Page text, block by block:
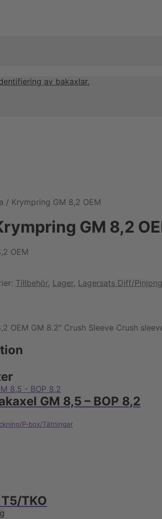
av bakaxlar.
/ Krympring GM 8,2 OEM
GM 8,2
OEM
Tillbehör, Lager, Lagersats Diff/
OEM GM 8.2″ Crush Sleeve Crush
GM 8,5 – BOP 8,2
P-box/Tätningar
TKO